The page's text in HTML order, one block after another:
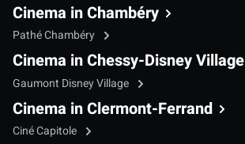
Cinema in Chambéry
Pathé Chambéry
Cinema in Chessy-Disney Village
Gaumont Disney Village
Cinema in Clermont-Ferrand
Ciné Capitole